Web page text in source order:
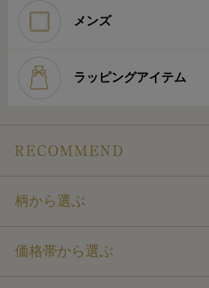
メンズ
ラッピングアイテム
柄から選ぶ
価格帯から選ぶ